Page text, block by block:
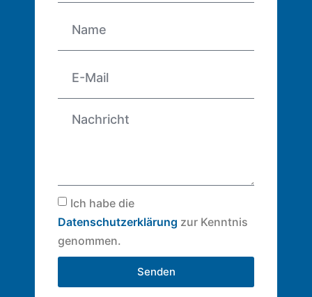
Ich habe die
Datenschutzerklärung zur Kenntnis
genommen.
Senden